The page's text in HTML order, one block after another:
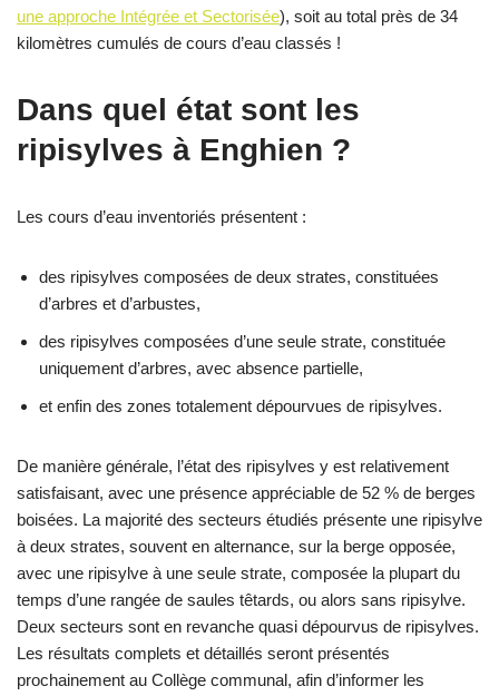
une approche Intégrée et Sectorisée), soit au total près de 34
kilomètres cumulés de cours d’eau classés !
Dans quel état sont les
ripisylves à Enghien ?
Les cours d’eau inventoriés présentent :
des ripisylves composées de deux strates, constituées
d’arbres et d’arbustes,
des ripisylves composées d’une seule strate, constituée
uniquement d’arbres, avec absence partielle,
et enfin des zones totalement dépourvues de ripisylves.
De manière générale, l’état des ripisylves y est relativement
satisfaisant, avec une présence appréciable de 52 % de berges
boisées. La majorité des secteurs étudiés présente une ripisylve
à deux strates, souvent en alternance, sur la berge opposée,
avec une ripisylve à une seule strate, composée la plupart du
temps d’une rangée de saules têtards, ou alors sans ripisylve.
Deux secteurs sont en revanche quasi dépourvus de ripisylves.
Les résultats complets et détaillés seront présentés
prochainement au Collège communal, afin d’informer les